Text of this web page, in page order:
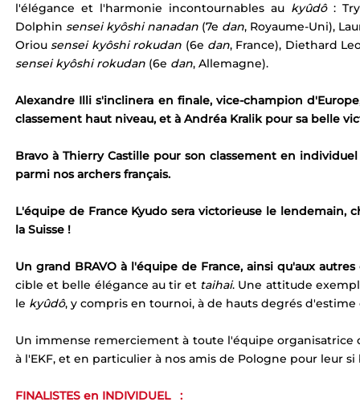
l'élégance et l'harmonie incontournables au kyûdô :
Dolphin sensei kyôshi nanadan (7e dan, Royaume-Uni),
Oriou sensei kyôshi rokudan (6e dan, France), Diethard
sensei kyôshi rokudan (6e dan, Allemagne).
Alexandre Illi s'inclinera en finale, vice-champion
classement haut niveau, et à Andréa Kralik pour sa belle
Bravo à Thierry Castille pour son classement en
parmi nos archers français.
L'équipe de France Kyudo sera victorieuse le
la Suisse !
Un grand BRAVO à l'équipe de France, ainsi qu'aux
cible et belle élégance au tir et taihai. Une attitude
le kyûdô, y compris en tournoi, à de hauts degrés d'estime
Un immense remerciement à toute l'équipe organisatrice
à l'EKF, et en particulier à nos amis de Pologne pour leur si
FINALISTES en INDIVIDUEL   :